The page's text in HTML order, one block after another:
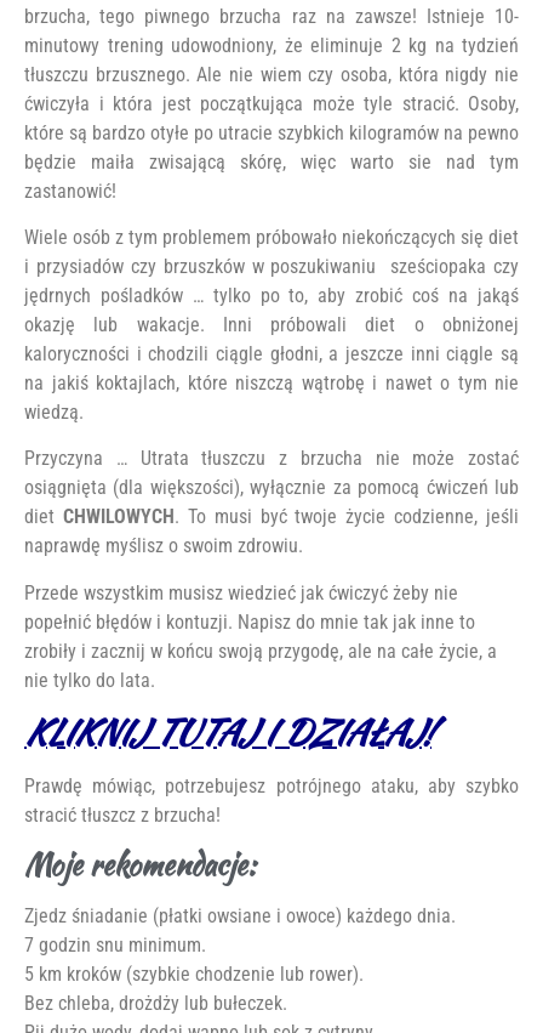
brzucha, tego piwnego brzucha raz na zawsze! Istnieje 10-
minutowy trening udowodniony, że eliminuje 2 kg na tydzień
tłuszczu brzusznego. Ale nie wiem czy osoba, która nigdy nie
ćwiczyła i która jest początkująca może tyle stracić. Osoby,
które są bardzo otyłe po utracie szybkich kilogramów na pewno
będzie maiła zwisającą skórę, więc warto sie nad tym
zastanowić!
Wiele osób z tym problemem próbowało niekończących się diet
i przysiadów czy brzuszków w poszukiwaniu sześciopaka czy
jędrnych pośladków … tylko po to, aby zrobić coś na jakąś
okazję lub wakacje. Inni próbowali diet o obniżonej
kaloryczności i chodzili ciągle głodni, a jeszcze inni ciągle są
na jakiś koktajlach, które niszczą wątrobę i nawet o tym nie
wiedzą.
Przyczyna … Utrata tłuszczu z brzucha nie może zostać
osiągnięta (dla większości), wyłącznie za pomocą ćwiczeń lub
diet CHWILOWYCH . To musi być twoje życie codzienne, jeśli
naprawdę myślisz o swoim zdrowiu.
Przede wszystkim musisz wiedzieć jak ćwiczyć żeby nie
popełnić błędów i kontuzji. Napisz do mnie tak jak inne to
zrobiły i zacznij w końcu swoją przygodę, ale na całe życie, a
nie tylko do lata.
KLIKNIJ TUTAJ I DZIAŁAJ!
Prawdę mówiąc, potrzebujesz potrójnego ataku, aby szybko
stracić tłuszcz z brzucha!
Moje rekomendacje:
Zjedz śniadanie (płatki owsiane i owoce) każdego dnia.
7 godzin snu minimum.
5 km kroków (szybkie chodzenie lub rower).
Bez chleba, drożdży lub bułeczek.